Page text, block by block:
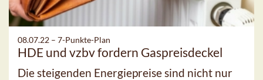
08.07.22 – 7-Punkte-Plan
HDE und vzbv fordern Gaspreisdeckel
Die steigenden Energiepreise sind nicht nur